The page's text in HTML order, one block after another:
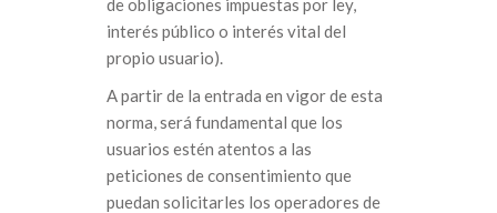
de obligaciones impuestas por ley,
interés público o interés vital del
propio usuario).
A partir de la entrada en vigor de esta
norma, será fundamental que los
usuarios estén atentos a las
peticiones de consentimiento que
puedan solicitarles los operadores de